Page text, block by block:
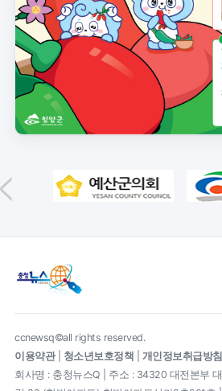
ccnewsq©all rights reserved.
이용약관| 청소년보호정책 개인정보취급방침
회사명 : 충청뉴스Q | 주소 : 34320 대전본부